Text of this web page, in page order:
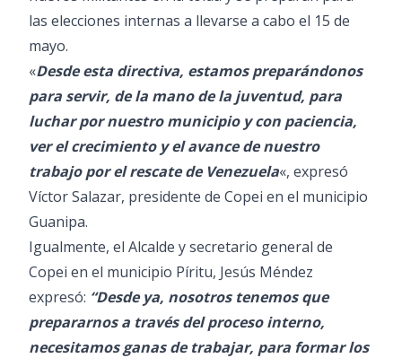
las elecciones internas a llevarse a cabo el 15 de
mayo.
«Desde esta directiva, estamos preparándonos
para servir, de la mano de la juventud, para
luchar por nuestro municipio y con paciencia,
ver el crecimiento y el avance de nuestro
trabajo por el rescate de Venezuela«, expresó
Víctor Salazar, presidente de Copei en el municipio
Guanipa.
Igualmente, el Alcalde y secretario general de
Copei en el municipio Píritu, Jesús Méndez
expresó: “Desde ya, nosotros tenemos que
prepararnos a través del proceso interno,
necesitamos ganas de trabajar, para formar los